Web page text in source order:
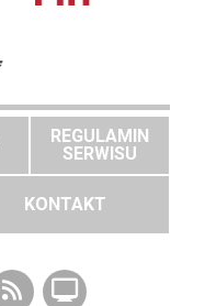
REGULAMIN
SERWISU
KONTAKT